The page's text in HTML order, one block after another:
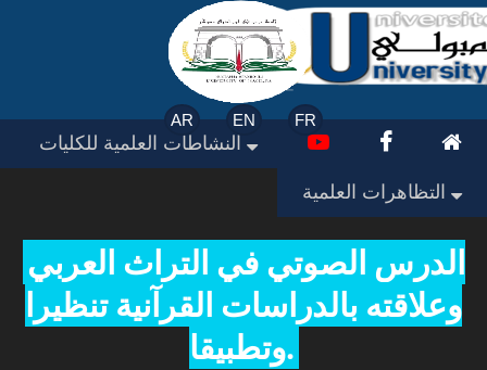
AR EN FR
الدرس الصوتي في التراث العربي
وعلاقته بالدراسات القرآنية تنظيرا
وتطبيقا.